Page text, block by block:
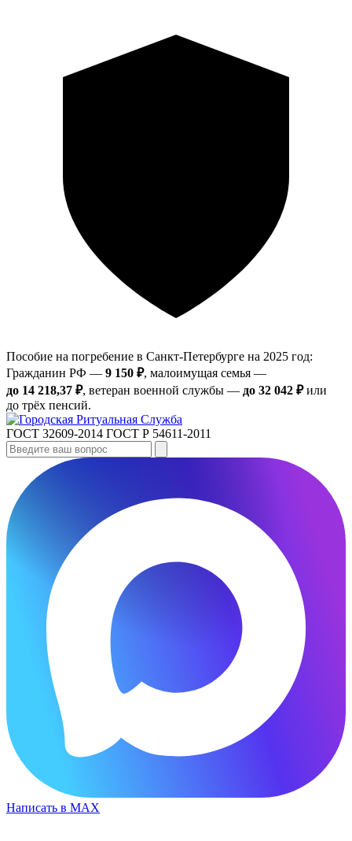
Пособие на погребение в Санкт‑Петербурге на 2025 год:
Гражданин РФ — 9 150 ₽, малоимущая семья —
до 14 218,37 ₽, ветеран военной службы — до 32 042 ₽или
до трёх пенсий.
ГОСТ 32609-2014 ГОСТ Р 54611-2011
Написать в MAX